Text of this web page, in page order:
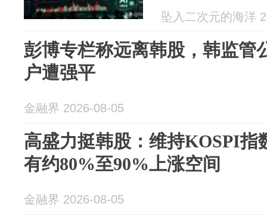
坠入二次元的海洋
彭博专栏称远离韩股，韩监管
户遭强平
金融界 2026-08-05
高盛力挺韩股：维持KOSPI指
有约80%至90%上涨空间
金融界 2026-08-05